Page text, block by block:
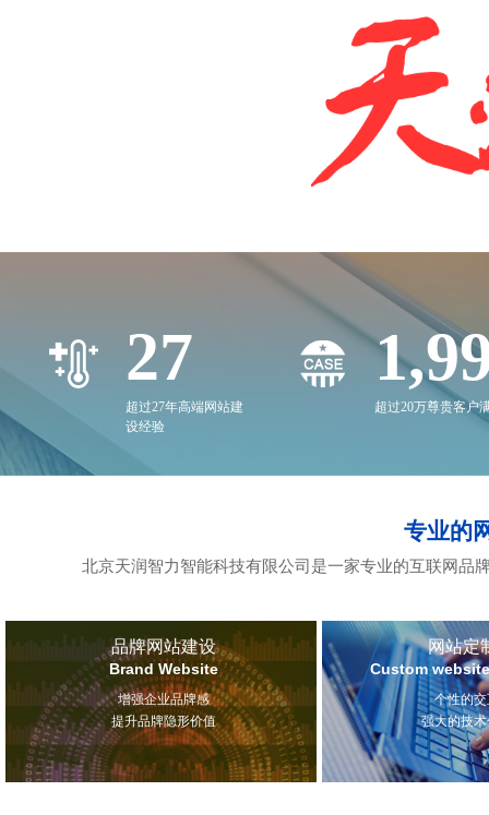
27
超过27年高端网站建
设经验
超过20万尊贵客户
专业的
北京天润智力智能科技有限公司是一家专业的互联网品
品牌网站建设
Brand Website
增强企业品牌感
提升品牌隐形价值
网站定
Custom
个性的
强大的技